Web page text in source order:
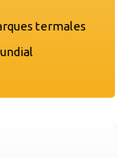
termales